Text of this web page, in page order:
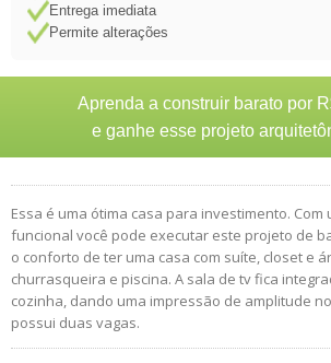
Entrega imediata
Permite alterações
Aprenda a construir barato por
e ganhe esse projeto
Essa é uma ótima casa para investimento. Com
funcional você pode executar este projeto de
o conforto de ter uma casa com suíte, closet e
churrasqueira e piscina. A sala de tv fica
cozinha, dando uma impressão de amplitude
possui duas vagas.